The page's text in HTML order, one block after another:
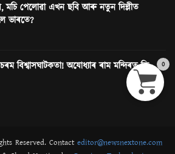
মচি পেলোৱা এখন ছবি আৰু নতুন দিল্লীত
ভাৰতে?
বিশ্বাসঘাটকতা! অযোধ্যাৰ ৰাম মন্দিৰত কি
Reserved. Contact editor@newsnextone.com
0